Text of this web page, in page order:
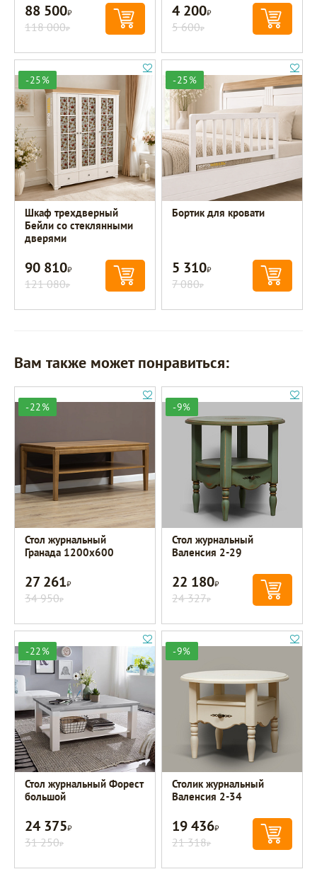
88 500Р
118 000Р
4 200Р
5 600Р
-25%
Шкаф трехдверный
Бейли со стеклянными
дверями
90 810Р
121 080Р
-25%
Бортик для кровати
5 310Р
7 080Р
Вам также может понравиться:
-22%
Стол журнальный
Гранада 1200х600
27 261Р
34 950Р
-9%
Стол журнальный
Валенсия 2-29
22 180Р
24 327Р
-22%
Стол журнальный Форест
большой
24 375Р
31 250Р
-9%
Столик журнальный
Валенсия 2-34
19 436Р
21 318Р